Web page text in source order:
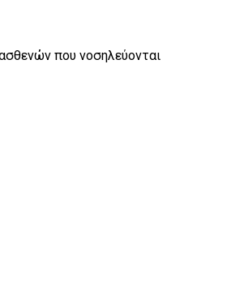
που νοσηλεύονται